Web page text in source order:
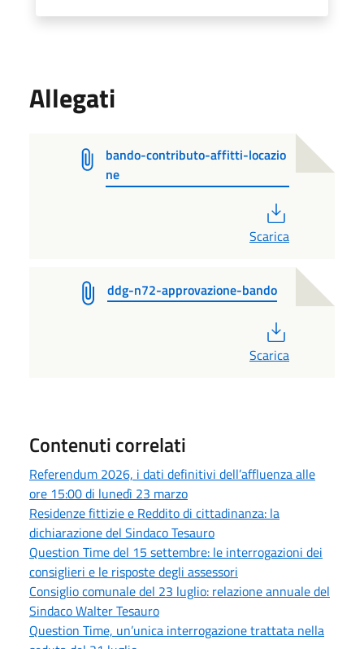
Allegati
bando-contributo-affitti-locazio
ne
Scarica
ddg-n72-approvazione-bando
Scarica
Contenuti correlati
Referendum 2026, i dati definitivi dell’affluenza alle
ore 15:00 di lunedì 23 marzo
Residenze fittizie e Reddito di cittadinanza: la
dichiarazione del Sindaco Tesauro
Question Time del 15 settembre: le interrogazioni dei
consiglieri e le risposte degli assessori
Consiglio comunale del 23 luglio: relazione annuale del
Sindaco Walter Tesauro
Question Time, un’unica interrogazione trattata nella